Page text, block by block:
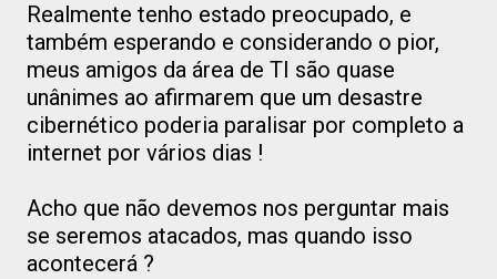
Realmente tenho estado preocupado, e
também esperando e considerando o pior,
meus amigos da área de TI são quase
unânimes ao afirmarem que um desastre
cibernético poderia paralisar por completo a
internet por vários dias !
Acho que não devemos nos perguntar mais
se seremos atacados, mas quando isso
acontecerá ?